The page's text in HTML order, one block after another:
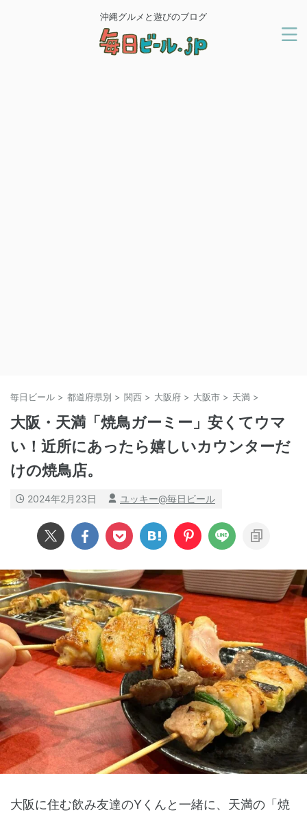
沖縄グルメと遊びのブログ
毎日ビール > 都道府県別 > 関西 > 大阪府 > 大阪市 > 天満 >
大阪・天満「焼鳥ガーミー」安くてウマ
い！近所にあったら嬉しいカウンターだ
けの焼鳥店。
2024年2月23日 ユッキー@毎日ビール
大阪に住む飲み友達のYくんと一緒に、天満の「焼